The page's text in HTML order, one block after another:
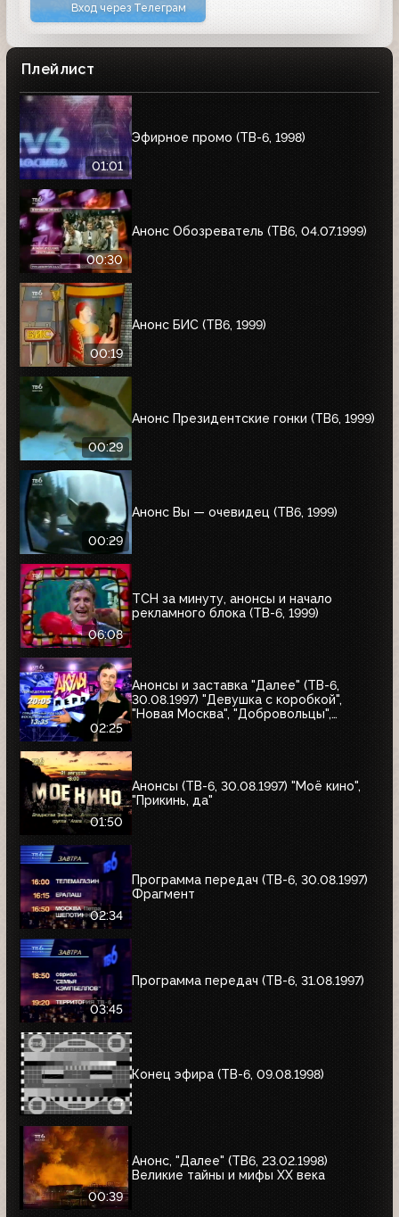
Вход через Телеграм
Плейлист
01:01
Эфирное промо (ТВ-6, 1998)
00:30
Анонс Обозреватель (ТВ6, 04.07.1999)
00:19
Анонс БИС (ТВ6, 1999)
00:29
Анонс Президентские гонки (ТВ6, 1999)
00:29
Анонс Вы — очевидец (ТВ6, 1999)
06:08
ТСН за минуту, анонсы и начало
рекламного блока (ТВ-6, 1999)
02:25
Анонсы и заставка "Далее" (ТВ-6,
30.08.1997) "Девушка с коробкой",
"Новая Москва", "Добровольцы",
01:50
Анонсы (ТВ-6, 30.08.1997) "Моё кино",
"Прикинь, да"
02:34
Программа передач (ТВ-6, 30.08.1997)
Фрагмент
03:45
Программа передач (ТВ-6, 31.08.1997)
Конец эфира (ТВ-6, 09.08.1998)
00:39
Анонс, "Далее" (ТВ6, 23.02.1998)
Великие тайны и мифы XX века